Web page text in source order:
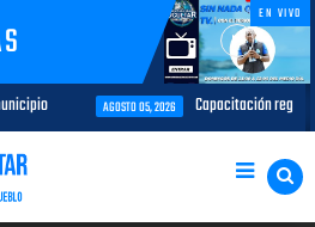
EN VIVO
AGOSTO 05, 2026 Capacitación regional de la